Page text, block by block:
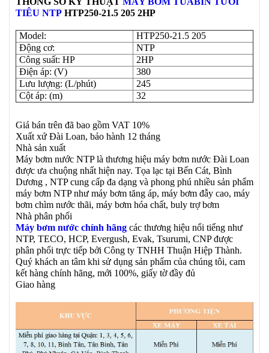
TIÊU NTP HTP250-21.5 205 2HP
Model:
HTP250-21.5 205
Động cơ:
NTP
Công suất: HP
2HP
Điện áp: (V)
380
Lưu lượng: (L/phút)
245
Cột áp: (m)
32
Giá bán trên đã bao gồm VAT 10%
Xuất xứ Đài Loan, bảo hành 12 tháng
Nhà sản xuất
Máy bơm nước NTP là thương hiệu máy bơm nước Đài Loan
được ưa chuộng nhất hiện nay. Tọa lạc tại Bến Cát, Bình
Dương , NTP cung cấp đa dạng và phong phú nhiều sản phẩm
máy bơm NTP như máy bơm tăng áp, máy bơm đẫy cao, máy
bơm chìm nước thãi, máy bơm hóa chất, buly trợ bơm
Nhà phân phối
Máy bơm nước chính hãng các thương hiệu nổi tiếng như
NTP, TECO, HCP, Evergush, Evak, Tsurumi, CNP được
phân phối trực tiếp bởi Công ty TNHH Thuận Hiệp Thành.
Quý khách an tâm khi sử dụng sản phẩm của chúng tôi, cam
kết hàng chính hãng, mới 100%, giấy tờ đầy đủ
Giao hàng